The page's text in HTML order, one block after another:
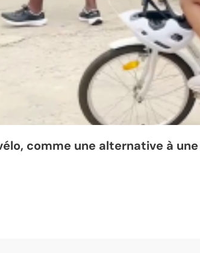
comme une alternative à